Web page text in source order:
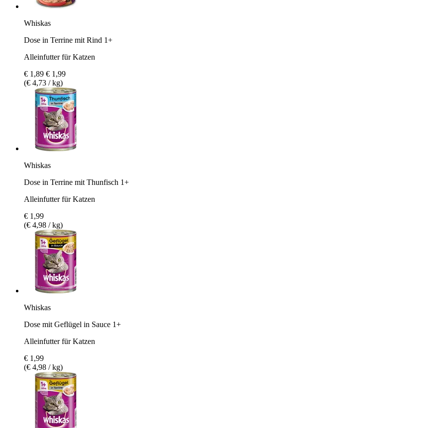
Whiskas
Dose in Terrine mit Rind 1+
Alleinfutter für Katzen
€ 1,89 € 1,99
(€ 4,73 / kg)
Whiskas
Dose in Terrine mit Thunfisch 1+
Alleinfutter für Katzen
€ 1,99
(€ 4,98 / kg)
Whiskas
Dose mit Geflügel in Sauce 1+
Alleinfutter für Katzen
€ 1,99
(€ 4,98 / kg)